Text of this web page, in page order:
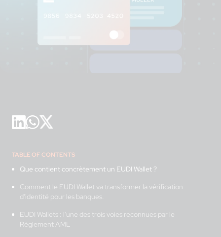
TABLE OF CONTENTS
Que contient concrètement un EUDI Wallet ?
Comment le EUDI Wallet va transformer la vérification
d'identité pour les banques.
EUDI Wallets : l'une des trois voies reconnues par le
Règlement AML